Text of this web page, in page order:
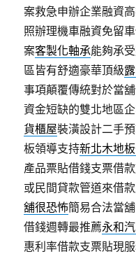
案救急申辦企業融資
照辦理機車融資免留
案客製化軸承能夠承
區皆有舒適豪華頂級
事項顛覆傳統對於當
資金短缺的雙北地區
貨櫃屋裝潢設計二手
板領導支持新北木地
產品票貼借錢支票借
或民間貸款管道來借
舖很恐怖簡易合法當
借錢週轉最推薦永和
惠利率借款支票貼現